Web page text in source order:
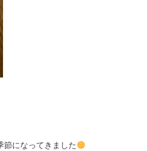
節になってきました